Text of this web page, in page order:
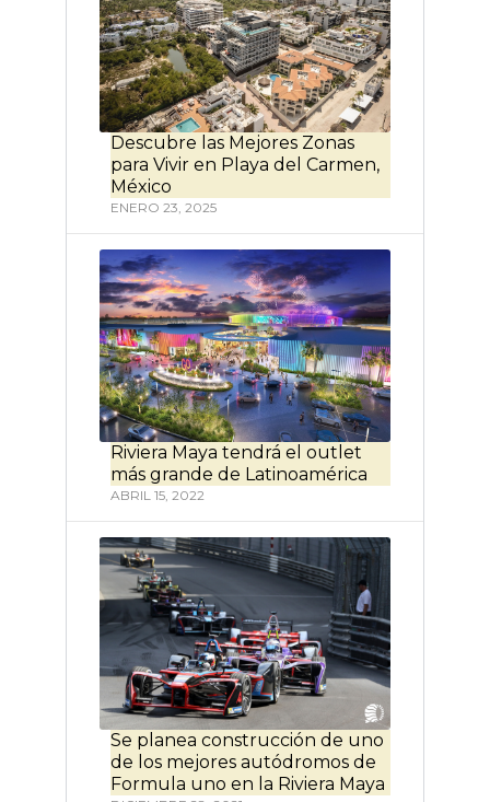
Descubre las Mejores Zonas
para Vivir en Playa del Carmen,
México
ENERO 23, 2025
Riviera Maya tendrá el outlet
más grande de Latinoamérica
ABRIL 15, 2022
Se planea construcción de uno
de los mejores autódromos de
Formula uno en la Riviera Maya